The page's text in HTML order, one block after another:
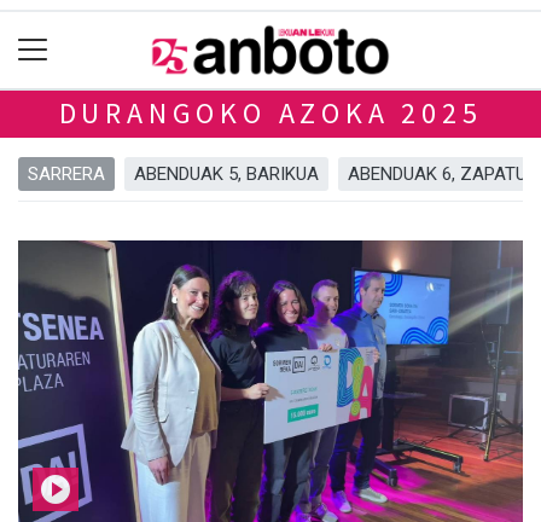
DURANGOKO AZOKA 2025
SARRERA ABENDUAK 5, BARIKUA ABENDUAK 6, ZAPATUA